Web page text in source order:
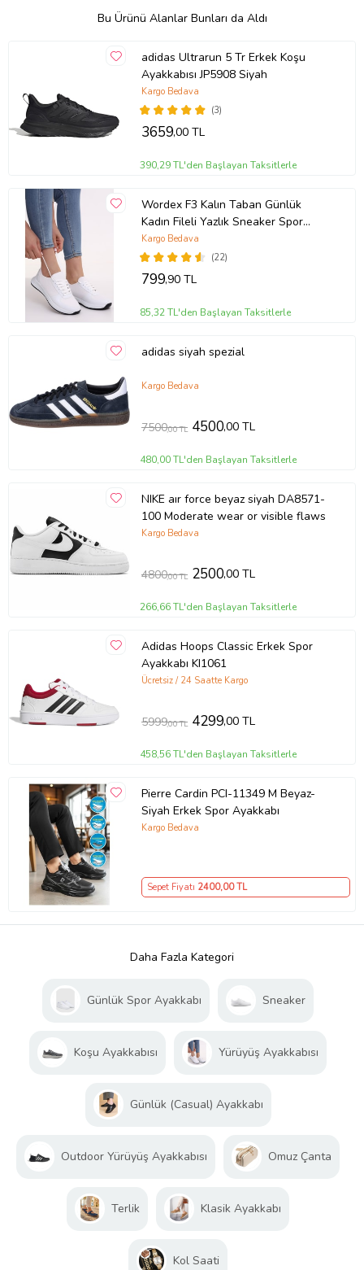
Bu Ürünü Alanlar Bunları da Aldı
adidas Ultrarun 5 Tr Erkek Koşu
Ayakkabısı JP5908 Siyah
(3)
Kargo Bedava
3659,00 TL
390,29 TL'den Başlayan Taksitlerle
Wordex F3 Kalın Taban Günlük
Kadın Fileli Yazlık Sneaker Spor
Ayakkabı (Beyaz)
(22)
Kargo Bedava
799,90 TL
85,32 TL'den Başlayan Taksitlerle
adidas siyah spezial
Kargo Bedava
7500,00 TL 4500,00 TL
480,00 TL'den Başlayan Taksitlerle
NIKE aır force beyaz siyah DA8571-
100 Moderate wear or visible flaws
Kargo Bedava
4800,00 TL 2500,00 TL
266,66 TL'den Başlayan Taksitlerle
Adidas Hoops Classic Erkek Spor
Ayakkabı KI1061
Ücretsiz / 24 Saatte Kargo
5999,00 TL 4299,00 TL
458,56 TL'den Başlayan Taksitlerle
Pierre Cardin PCI-11349 M Beyaz-
Siyah Erkek Spor Ayakkabı
Kargo Bedava
Sepet Fiyatı 2400,00 TL
Daha Fazla Kategori
Günlük Spor Ayakkabı Sneaker
Koşu Ayakkabısı Yürüyüş Ayakkabısı
Günlük (Casual) Ayakkabı
Outdoor Yürüyüş Ayakkabısı Omuz Çanta
Terlik Klasik Ayakkabı
Kol Saati